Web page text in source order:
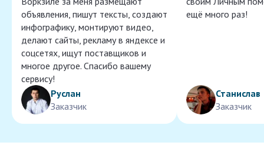
объявления, пишут тексты, создают
инфографику, монтируют видео,
делают сайты, рекламу в яндексе и
соцсетях, ищут поставщиков и
многое другое. Спасибо вашему
сервису!
Руслан
Заказчик
ещё много раз!
Станислав
Заказчик